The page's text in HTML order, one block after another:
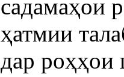
садамаҳои
ҳатмии
дар роҳҳои